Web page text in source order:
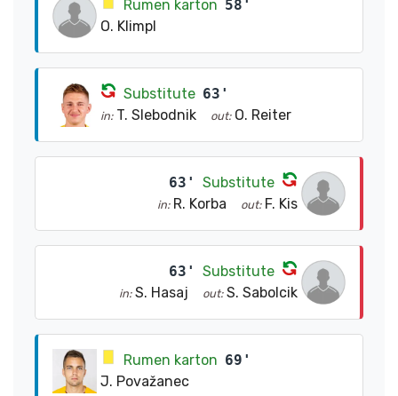
Rumen karton 58'
O. Klimpl
Substitute 63'
in: T. Slebodnik out: O. Reiter
63' Substitute
in: R. Korba out: F. Kis
63' Substitute
in: S. Hasaj out: S. Sabolcik
Rumen karton 69'
J. Považanec